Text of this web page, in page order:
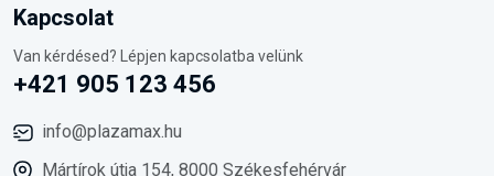
Kapcsolat
Van kérdésed? Lépjen kapcsolatba velünk
+421 905 123 456
info@plazamax.hu
Mártírok útja 154, 8000 Székesfehérvár